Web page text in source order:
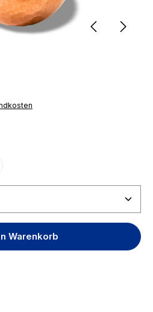
den gewünschten Wert ein
Warenkorb